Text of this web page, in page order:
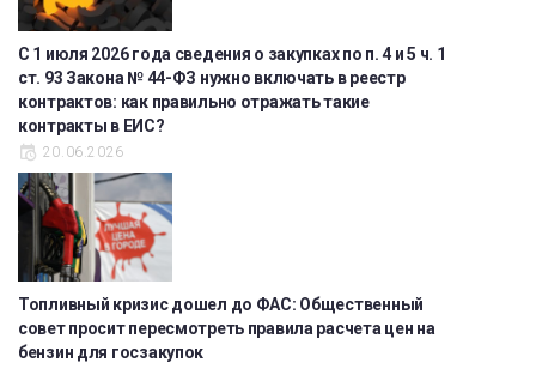
С 1 июля 2026 года сведения о закупках по п. 4 и 5 ч. 1
ст. 93 Закона № 44-ФЗ нужно включать в реестр
контрактов: как правильно отражать такие
контракты в ЕИС?
20.06.2026
Топливный кризис дошел до ФАС: Общественный
совет просит пересмотреть правила расчета цен на
бензин для госзакупок